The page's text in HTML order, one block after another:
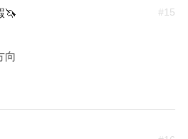
🦄
向
#15